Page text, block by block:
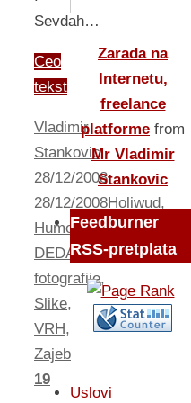
Sevdah…
Ceo
tekst
Vladimir
Stankovic
28/12/2008
28/12/2008Holiwud,
Humor
DEDABOR,
fotografije,
Slike,
VRH,
Zajeb
19
Zarada na
Internetu,
freelance
platforme from
Mr Vladimir
Stankovic
Feedburner
RSS-pretplata
Uslovi